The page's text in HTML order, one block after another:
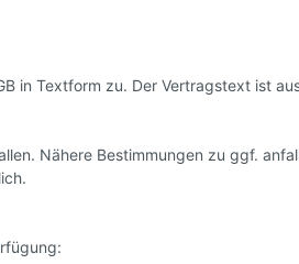
in Textform zu. Der Vertragstext ist
Nähere Bestimmungen zu ggf.